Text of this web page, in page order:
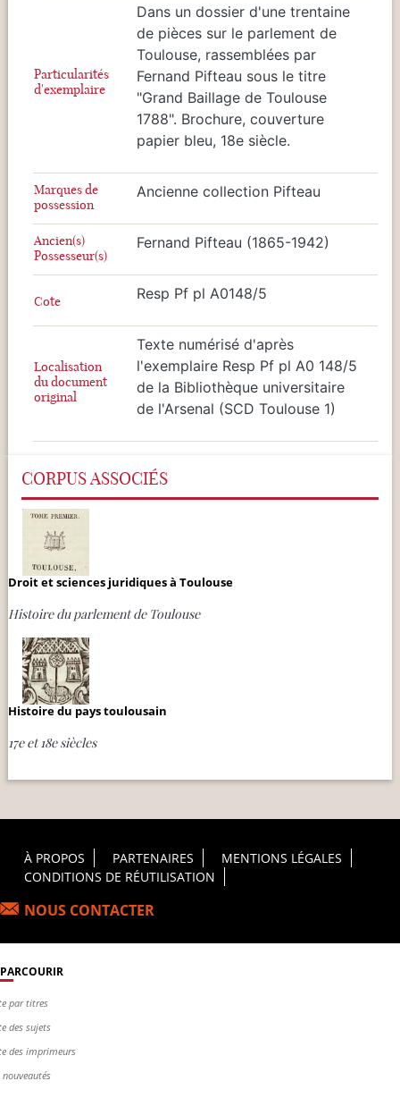
Particularités
d'exemplaire
Dans un dossier d'une trentaine
de pièces sur le parlement de
Toulouse, rassemblées par
Fernand Pifteau sous le titre
"Grand Baillage de Toulouse
1788". Brochure, couverture
papier bleu, 18e siècle.
Marques de
possession
Ancienne collection Pifteau
Ancien(s)
Possesseur(s)
Fernand Pifteau (1865-1942)
Cote Resp Pf pl A0148/5
Localisation
du document
original
Texte numérisé d'après
l'exemplaire Resp Pf pl A0 148/5
de la Bibliothèque universitaire
de l'Arsenal (SCD Toulouse 1)
CORPUS ASSOCIÉS
Droit et sciences juridiques à Toulouse
Histoire du parlement de Toulouse
Histoire du pays toulousain
17e et 18e siècles
Footer Principal
À PROPOS PARTENAIRES
MENTIONS LÉGALES
CONDITIONS DE RÉUTILISATION
NOUS CONTACTER
PARCOURIR
par titres
des sujets
des imprimeurs
nouveautés